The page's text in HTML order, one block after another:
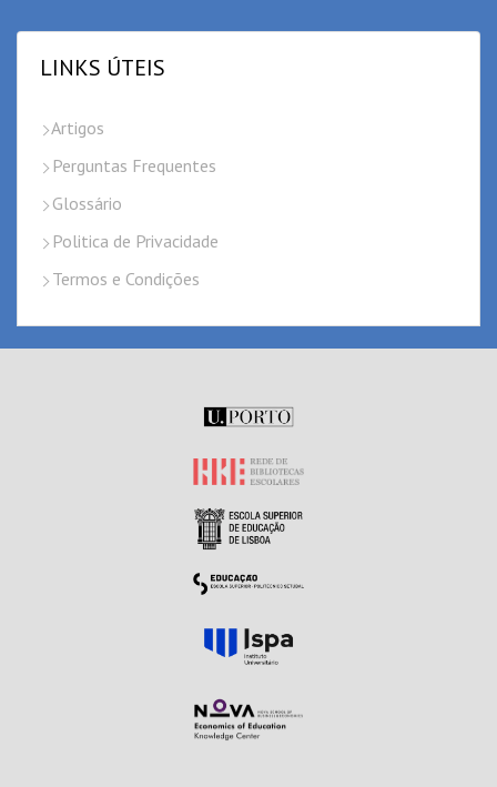
LINKS ÚTEIS
Artigos
Perguntas Frequentes
Glossário
Politica de Privacidade
Termos e Condições